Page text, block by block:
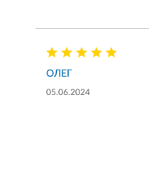
ОЛЕГ
05.06.2024